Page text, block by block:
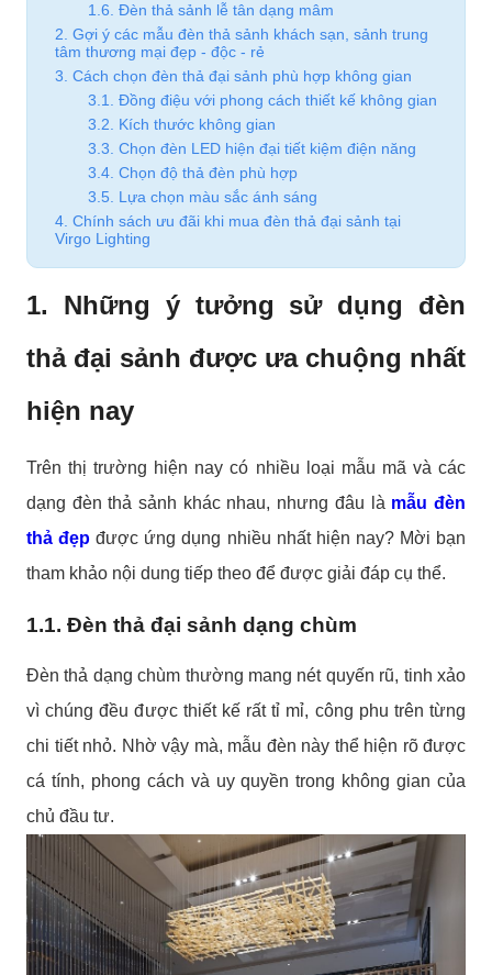
1.6. Đèn thả sảnh lễ tân dạng mâm
2. Gợi ý các mẫu đèn thả sảnh khách sạn, sảnh trung
tâm thương mại đẹp - độc - rẻ
3. Cách chọn đèn thả đại sảnh phù hợp không gian
3.1. Đồng điệu với phong cách thiết kế không gian
3.2. Kích thước không gian
3.3. Chọn đèn LED hiện đại tiết kiệm điện năng
3.4. Chọn độ thả đèn phù hợp
3.5. Lựa chọn màu sắc ánh sáng
4. Chính sách ưu đãi khi mua đèn thả đại sảnh tại
Virgo Lighting
1. Những ý tưởng sử dụng đèn
thả đại sảnh được ưa chuộng nhất
hiện nay
Trên thị trường hiện nay có nhiều loại mẫu mã và các
dạng đèn thả sảnh khác nhau, nhưng đâu là mẫu đèn
thả đẹp được ứng dụng nhiều nhất hiện nay? Mời bạn
tham khảo nội dung tiếp theo để được giải đáp cụ thể.
1.1. Đèn thả đại sảnh dạng chùm
Đèn thả dạng chùm thường mang nét quyến rũ, tinh xảo
vì chúng đều được thiết kế rất tỉ mỉ, công phu trên từng
chi tiết nhỏ. Nhờ vậy mà, mẫu đèn này thể hiện rõ được
cá tính, phong cách và uy quyền trong không gian của
chủ đầu tư.